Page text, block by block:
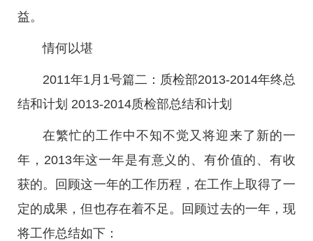
益。
情何以堪
2011年1月1号篇二：质检部2013-2014年终总
结和计划 2013-2014质检部总结和计划
在繁忙的工作中不知不觉又将迎来了新的一
年，2013年这一年是有意义的、有价值的、有收
获的。回顾这一年的工作历程，在工作上取得了一
定的成果，但也存在着不足。回顾过去的一年，现
将工作总结如下：